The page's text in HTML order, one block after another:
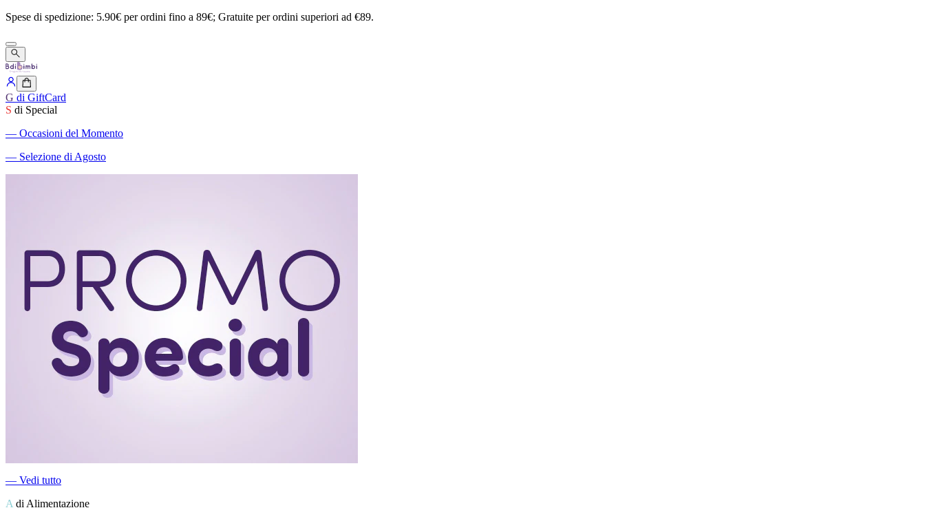
Spese di spedizione: 5.90€ perordini fino a 89€; Gratuite perordini superiori ad €89.
G di GiftCard
S di Special
― Occasioni del Momento
― Selezione di Agosto
― Vedi tutto
A di Alimentazione